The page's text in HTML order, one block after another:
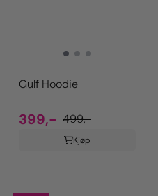
Gulf Hoodie
399,- 499,-
Kjøp